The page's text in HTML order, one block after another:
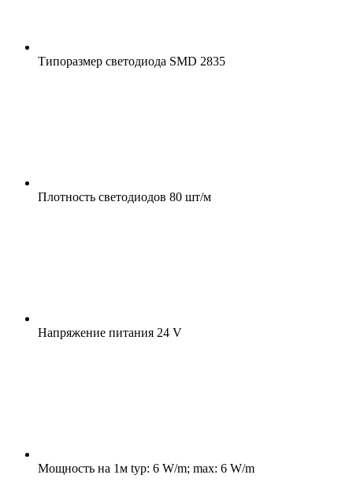
Типоразмер светодиода SMD 2835
Плотность светодиодов 80 шт/м
Напряжение питания 24 V
Мощность на 1м typ: 6 W/m; max: 6 W/m